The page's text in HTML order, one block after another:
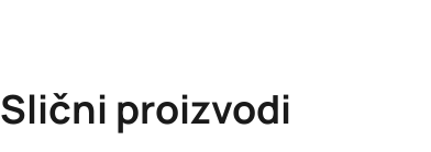
Slični proizvodi